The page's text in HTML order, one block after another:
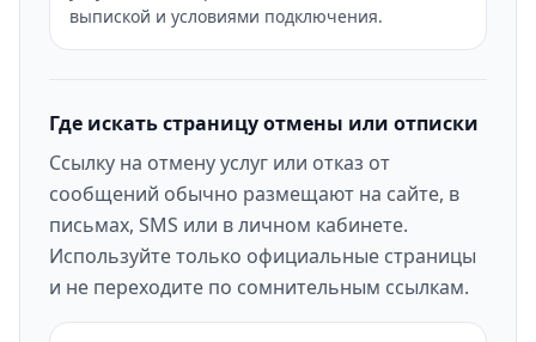
выпиской и условиями подключения.
Где искать страницу отмены или отписки
Ссылку на отмену услуг или отказ от
сообщений обычно размещают на сайте, в
письмах, SMS или в личном кабинете.
Используйте только официальные страницы
и не переходите по сомнительным ссылкам.